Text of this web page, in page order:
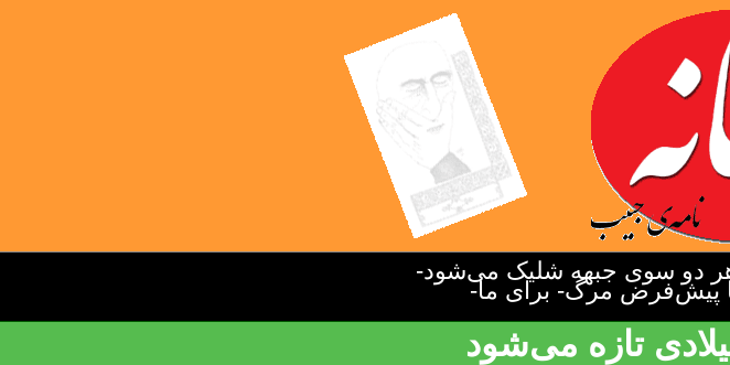
دو سوی جبهه شلیک می‌شود-
پیش‌فرض مرگ- برای ما-
تازه می‌شود